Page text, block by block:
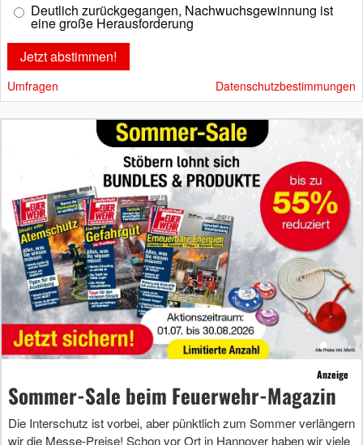
Deutlich zurückgegangen, Nachwuchsgewinnung ist
eine große Herausforderung
Umfragen Datenschutzbestimmungen
Anzeige
Sommer-Sale beim Feuerwehr-Magazin
Die Interschutz ist vorbei, aber pünktlich zum Sommer verlängern
wir die Messe-Preise! Schon vor Ort in Hannover haben wir viele